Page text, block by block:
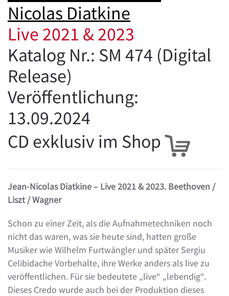
Nicolas Diatkine
Live 2021 & 2023
Katalog Nr.: SM 474 (Digital
Release)
Veröffentlichung:
13.09.2024
CD exklusiv im Shop
Jean-Nicolas Diatkine – Live 2021 & 2023. Beethoven /
Liszt / Wagner
Schon zu einer Zeit, als die Aufnahmetechniken noch
nicht das waren, was sie heute sind, hatten große
Musiker wie Wilhelm Furtwängler und später Sergiu
Celibidache Vorbehalte, ihre Werke anders als live zu
veröffentlichen. Für sie bedeutete „live“ „lebendig“.
Dieses Credo wurde auch bei der Produktion dieses